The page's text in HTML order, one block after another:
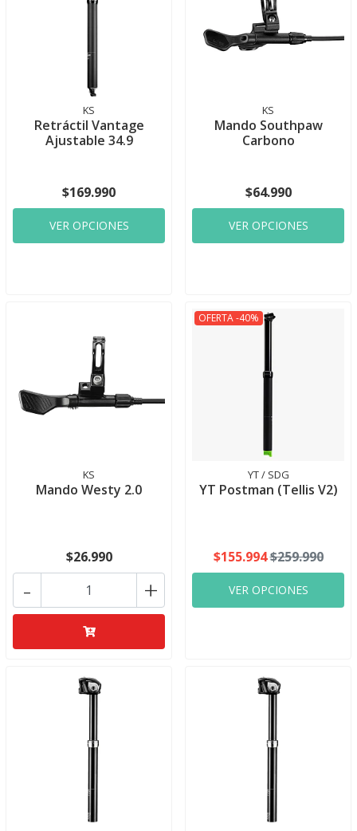
KS
Retráctil Vantage
Ajustable 34.9
$169.990
VER OPCIONES
KS
Mando Southpaw
Carbono
$64.990
VER OPCIONES
KS
Mando Westy 2.0
$26.990
+
-
OFERTA -40%
YT / SDG
YT Postman (Tellis V2)
$155.994$259.990
VER OPCIONES